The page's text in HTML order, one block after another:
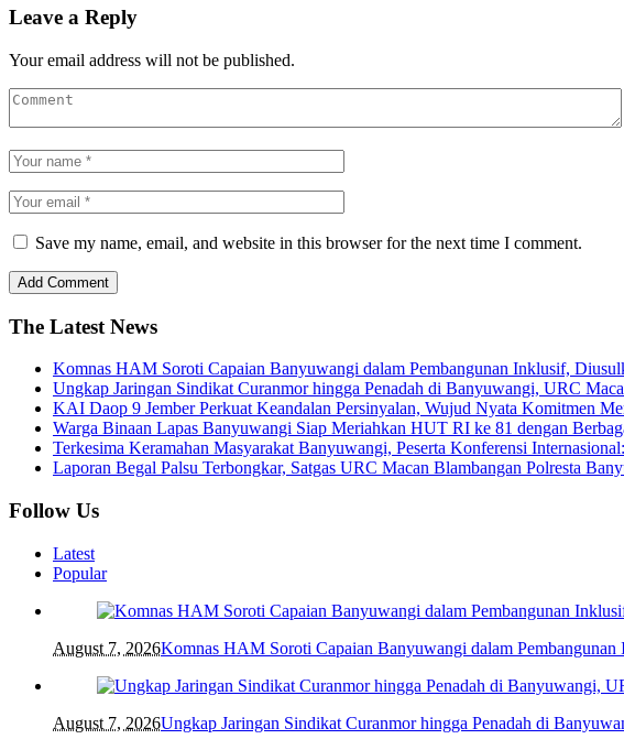
Leave a Reply
Your email address will not be published.
Save my name, email, and website in this browser for the next time I comment.
The Latest News
Komnas HAM Soroti Capaian Banyuwangi dalam Pembangunan Inklusif,
Ungkap Jaringan Sindikat Curanmor hingga Penadah di Banyuwangi, URC
KAI Daop 9 Jember Perkuat Keandalan Persinyalan, Wujud Nyata Komitmen
Warga Binaan Lapas Banyuwangi Siap Meriahkan HUT RI ke 81 dengan
Terkesima Keramahan Masyarakat Banyuwangi, Peserta Konferensi
Laporan Begal Palsu Terbongkar, Satgas URC Macan Blambangan Polresta
Follow Us
Latest
Popular
August 7, 2026Komnas HAM Soroti Capaian Banyuwangi dalam
August 7, 2026Ungkap Jaringan Sindikat Curanmor hingga Penadah di